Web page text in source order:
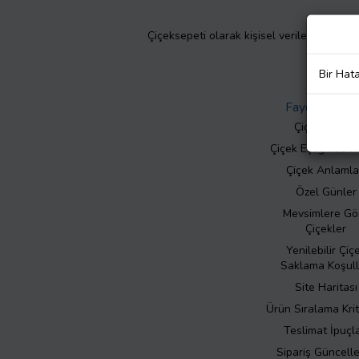
Çiçeksepeti olarak kişisel verilerinizin
Faydalı Bilgiler
Çiçek Bakımı
Çiçek Eşliğinde
Çiçek
Özel Günler
Mevsimlere
Çiçekler
Yenilebilir
Saklama
Site Haritası
Ürün Sıralama
Teslimat
Sipariş
Bir